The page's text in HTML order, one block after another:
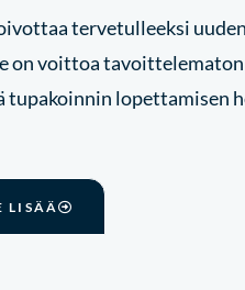
tervetulleeksi
on voittoa
tupakoinnin lopettamisen
LISÄÄ